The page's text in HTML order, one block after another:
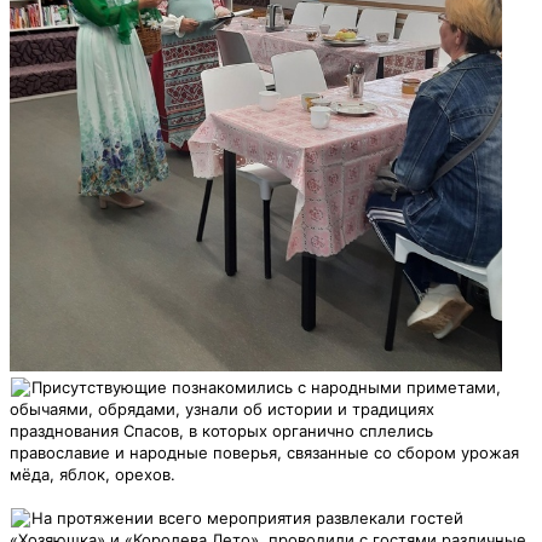
Присутствующие познакомились с народными приметами,
обычаями, обрядами, узнали об истории и традициях
празднования Спасов, в которых органично сплелись
православие и народные поверья, связанные со сбором урожая
мёда, яблок, орехов.
На протяжении всего мероприятия развлекали гостей